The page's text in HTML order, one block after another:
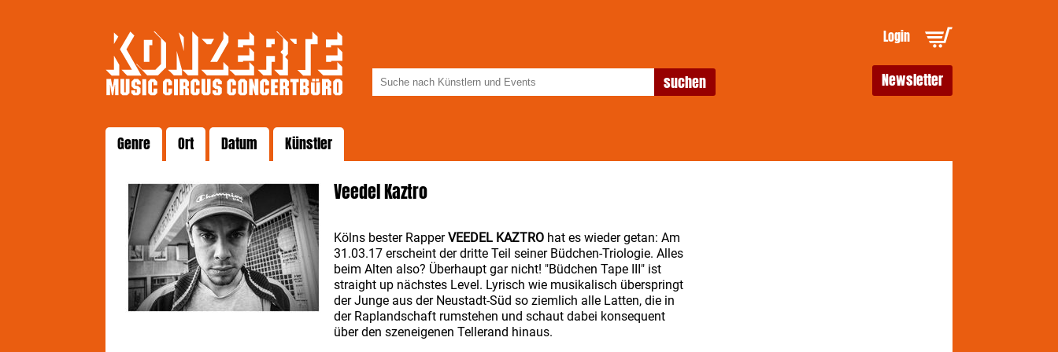
Login
Newsletter
Genre Ort Datum Künstler
Veedel Kaztro
Kölns bester RapperVEEDEL KAZTRO hat es wieder getan: Am
31.03.17 erscheint der dritte Teil seiner Büdchen-Triologie. Alles
beim Alten also? Überhaupt gar nicht! "Büdchen Tape III" ist
straight up nächstes Level. Lyrisch wie musikalisch überspringt
der Junge aus der Neustadt-Süd so ziemlich alle Latten, die in
der Raplandschaft rumstehen und schaut dabei konsequent
über den szeneigenen Tellerand hinaus.